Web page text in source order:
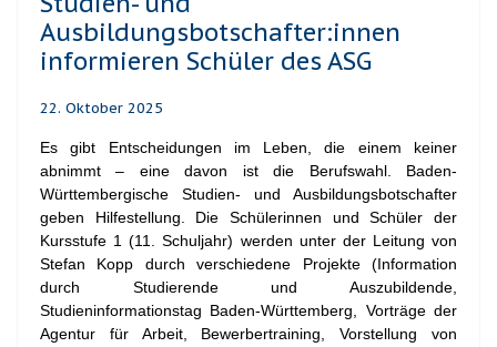
Ausbildungsbotschafter:innen
informieren Schüler des ASG
22. Oktober 2025
Es gibt Entscheidungen im Leben, die einem keiner
abnimmt – eine davon ist die Berufswahl. Baden-
Württembergische Studien- und Ausbildungsbotschafter
geben Hilfestellung. Die Schülerinnen und Schüler der
Kursstufe 1 (11. Schuljahr) werden unter der Leitung von
Stefan Kopp durch verschiedene Projekte (Information
durch Studierende und Auszubildende,
Studieninformationstag Baden-Württemberg, Vorträge der
Agentur für Arbeit, Bewerbertraining, Vorstellung von